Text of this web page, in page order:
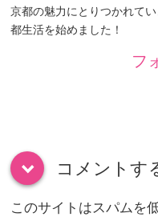
京都の魅力にとりつかれて
都生活を始めました！
フ
down コメントす
このサイトはスパムを